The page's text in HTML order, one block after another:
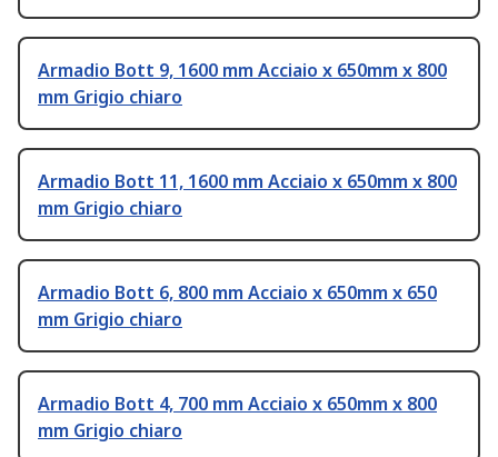
Armadio Bott 9, 1600 mm Acciaio x 650mm x 800
mm Grigio chiaro
Armadio Bott 11, 1600 mm Acciaio x 650mm x 800
mm Grigio chiaro
Armadio Bott 6, 800 mm Acciaio x 650mm x 650
mm Grigio chiaro
Armadio Bott 4, 700 mm Acciaio x 650mm x 800
mm Grigio chiaro